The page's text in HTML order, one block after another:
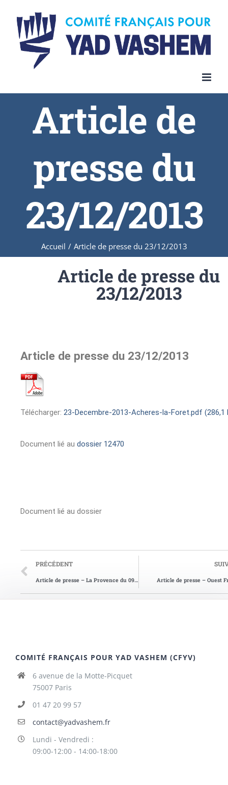
Article de
presse du
23/12/2013
Accueil / Article de presse du 23/12/2013
Article de presse du
23/12/2013
Article de presse du 23/12/2013
Télécharger: 23-Decembre-2013-Acheres-la-Foret.pdf (286,1
Document lié au dossier 12470
Document lié au dossier
PRÉCÉDENT
Article de presse – La Provence du 09/12/2004 Article de presse – Ouest
COMITÉ FRANÇAIS POUR YAD VASHEM (CFYV)
6 avenue de la Motte-Picquet
75007 Paris
01 47 20 99 57
contact@yadvashem.fr
Lundi - Vendredi :
09:00-12:00 - 14:00-18:00